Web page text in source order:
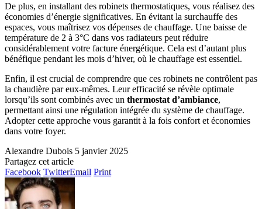
De plus, en installant des robinets thermostatiques, vous réalisez des
économies d’énergie significatives. En évitant la surchauffe des
espaces, vous maîtrisez vos dépenses de chauffage. Une baisse de
température de 2 à 3°C dans vos radiateurs peut réduire
considérablement votre facture énergétique. Cela est d’autant plus
bénéfique pendant les mois d’hiver, où le chauffage est essentiel.
Enfin, il est crucial de comprendre que ces robinets ne contrôlent pas
la chaudière par eux-mêmes. Leur efficacité se révèle optimale
lorsqu’ils sont combinés avec un thermostat d’ambiance,
permettant ainsi une régulation intégrée du système de chauffage.
Adopter cette approche vous garantit à la fois confort et économies
dans votre foyer.
Alexandre Dubois 5 janvier 2025
Partagez cet article
Facebook TwitterEmail Print